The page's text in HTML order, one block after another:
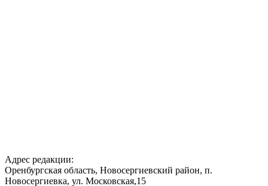
Адрес редакции:
Оренбургская область, Новосергиевский район, п.
Новосергиевка, ул. Московская,15